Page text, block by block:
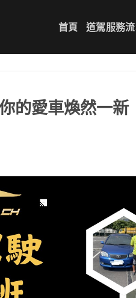
首頁 道駕服務
的愛車煥然一新